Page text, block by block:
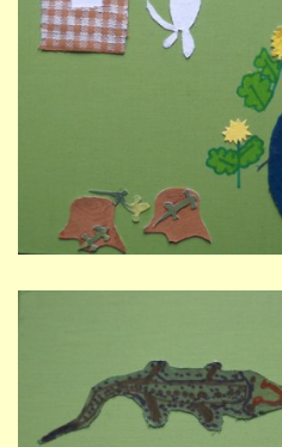
691 23
© 2026 eStránky.cz